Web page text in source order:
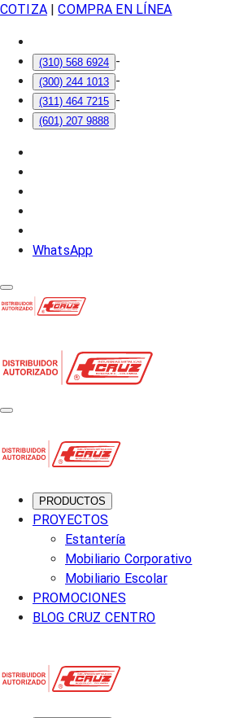
COTIZA| COMPRA EN LÍNEA
(310) 568 6924 -
(300) 244 1013 -
(311) 464 7215 -
(601) 207 9888
WhatsApp
PRODUCTOS
PROYECTOS
Estantería
Mobiliario Corporativo
Mobiliario Escolar
PROMOCIONES
BLOG CRUZ CENTRO